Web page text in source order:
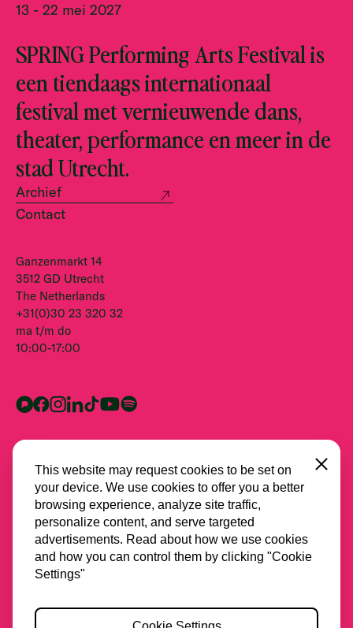
13 - 22 mei 2027
SPRING Performing Arts Festival is
een tiendaags internationaal
festival met vernieuwende dans,
theater, performance en meer in de
stad Utrecht.
Archief
Contact
Ganzenmarkt 14
3512 GD Utrecht
The Netherlands
+31(0)30 23 320 32
ma t/m do
10:00-17:00
Alle partners
This website may request cookies to be set on
your device. We use cookies to offer you a better
browsing experience, analyze site traffic,
personalize content, and serve targeted
advertisements. Read about how we use cookies
and how you can control them by clicking "Cookie
Settings"
Close